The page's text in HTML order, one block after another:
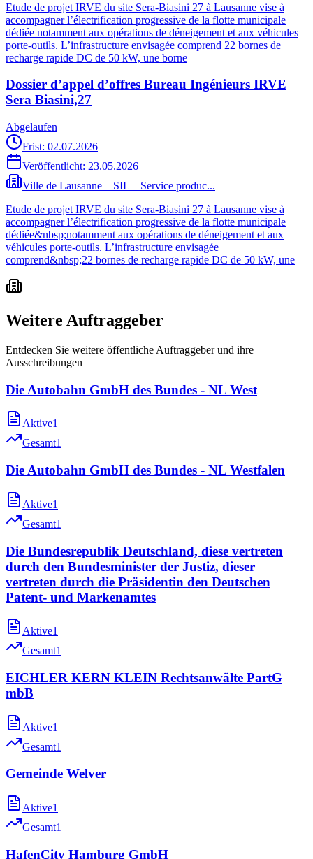
Etude de projet IRVE du site Sera-Biasini 27 à Lausanne vise à
accompagner l’électrification progressive de la flotte municipale
dédiée notamment aux opérations de déneigement et aux véhicules
porte-outils. L’infrastructure envisagée comprend 22 bornes de
recharge rapide DC de 50 kW, une borne
Dossier d’appel d’offres Bureau Ingénieurs IRVE
Sera Biasini,27
Abgelaufen
Frist: 02.07.2026
Veröffentlicht: 23.05.2026
Ville de Lausanne – SIL – Service produc...
Etude de projet IRVE du site Sera-Biasini 27 à Lausanne vise à
accompagner l’électrification progressive de la flotte municipale
dédiée&nbsp;notamment aux opérations de déneigement et aux
véhicules porte-outils. L’infrastructure envisagée
comprend&nbsp;22 bornes de recharge rapide DC de 50 kW, une
Weitere Auftraggeber
Entdecken Sie weitere öffentliche Auftraggeber und ihre
Ausschreibungen
Die Autobahn GmbH des Bundes - NL West
Aktive1
Gesamt1
Die Autobahn GmbH des Bundes - NL Westfalen
Aktive1
Gesamt1
Die Bundesrepublik Deutschland, diese vertreten
durch den Bundesminister der Justiz, dieser
vertreten durch die Präsidentin den Deutschen
Patent- und Markenamtes
Aktive1
Gesamt1
EICHLER KERN KLEIN Rechtsanwälte PartG
mbB
Aktive1
Gesamt1
Gemeinde Welver
Aktive1
Gesamt1
HafenCity Hamburg GmbH